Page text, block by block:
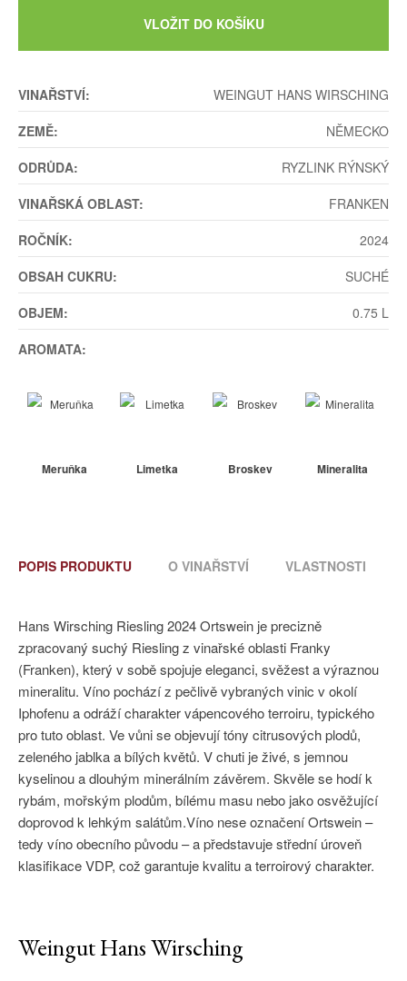
VLOŽIT DO KOŠÍKU
VINAŘSTVÍ:
WEINGUT HANS WIRSCHING
ZEMĚ:
NĚMECKO
ODRŮDA:
RYZLINK RÝNSKÝ
VINAŘSKÁ OBLAST:
FRANKEN
ROČNÍK:
2024
OBSAH CUKRU:
SUCHÉ
OBJEM:
0.75 L
AROMATA:
Meruňka Limetka Broskev Mineralita
POPIS PRODUKTU O VINAŘSTVÍ VLASTNOSTI
Hans Wirsching Riesling 2024 Ortswein je precizně
zpracovaný suchý Riesling z vinařské oblasti Franky
(Franken), který v sobě spojuje eleganci, svěžest a výraznou
mineralitu. Víno pochází z pečlivě vybraných vinic v okolí
Iphofenu a odráží charakter vápencového terroiru, typického
pro tuto oblast. Ve vůni se objevují tóny citrusových plodů,
zeleného jablka a bílých květů. V chuti je živé, s jemnou
kyselinou a dlouhým minerálním závěrem. Skvěle se hodí k
rybám, mořským plodům, bílému masu nebo jako osvěžující
doprovod k lehkým salátům.Víno nese označení Ortswein –
tedy víno obecního původu – a představuje střední úroveň
klasifikace VDP, což garantuje kvalitu a terroirový charakter.
Weingut Hans Wirsching